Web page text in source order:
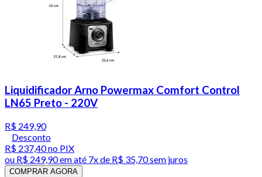
Liquidificador Arno Powermax Comfort Control
LN65 Preto - 220V
R$ 249,90
Desconto
R$ 237,40no PIX
ou R$ 249,90em até 7x de R$ 35,70 sem juros
COMPRAR AGORA